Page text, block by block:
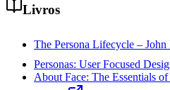
Livros
The Persona Lifecycle –
Personas: User Focused
About Face: The Essentials